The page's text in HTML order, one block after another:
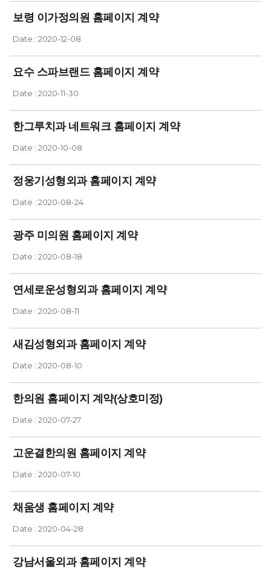
보령 이가정의원 홈페이지 계약
Date : 2020-12-08
요수 스파브랜드 홈페이지 계약
Date : 2020-11-30
한그루치과 네트워크 홈페이지 계약
Date : 2020-10-08
정웅기성형외과 홈페이지 계약
Date : 2020-08-24
광주 미의원 홈페이지 계약
Date : 2020-08-18
연세로운성형외과 홈페이지 계약
Date : 2020-08-11
새김성형외과 홈페이지 계약
Date : 2020-08-10
한의원 홈페이지 계약(상호미정)
Date : 2020-07-27
고운결한의원 홈페이지 계약
Date : 2020-07-10
채움생 홈페이지 계약
Date : 2020-04-28
강남서울외과 홈페이지 계약